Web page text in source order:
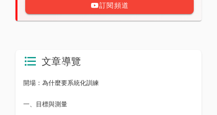
訂閱頻道
文章導覽
開場：為什麼要系統化訓練
一、目標與測量